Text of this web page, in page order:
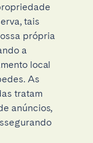
tais
própria
a
local
As
tratam
anúncios,